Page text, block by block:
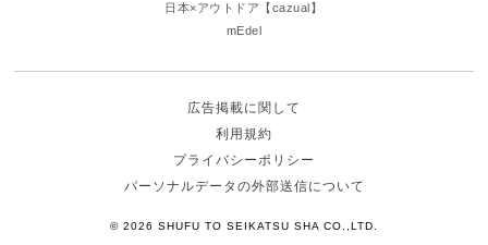
日本×アウトドア【cazual】
mEdel
広告掲載に関して
利用規約
プライバシーポリシー
パーソナルデータの外部送信について
© 2026 SHUFU TO SEIKATSU SHA CO.,LTD.